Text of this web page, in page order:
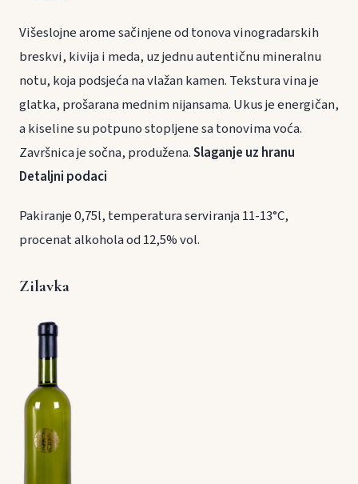
Višeslojne arome sačinjene od tonova vinogradarskih
breskvi, kivija i meda, uz jednu autentičnu mineralnu
notu, koja podsjeća na vlažan kamen. Tekstura vina je
glatka, prošarana mednim nijansama. Ukus je energičan,
a kiseline su potpuno stopljene sa tonovima voća.
Završnica je sočna, produžena.Slaganje uz hranu
Detaljni podaci
Pakiranje 0,75l, temperatura serviranja 11-13°C,
procenat alkohola od 12,5% vol.
Zilavka